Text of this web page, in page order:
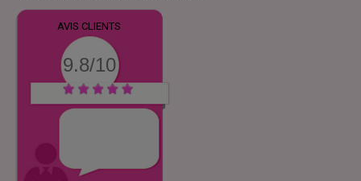
AVIS CLIENTS
9.8/10